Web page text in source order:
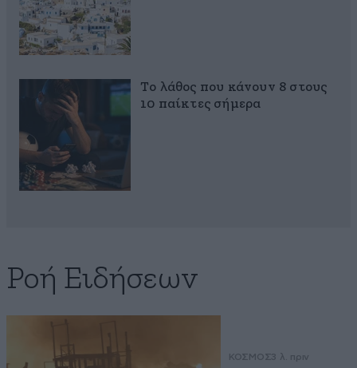
Το λάθος που κάνουν 8 στους
10 παίκτες σήμερα
Ροή Ειδήσεων
ΚΟΣΜΟΣ3 λ. πριν